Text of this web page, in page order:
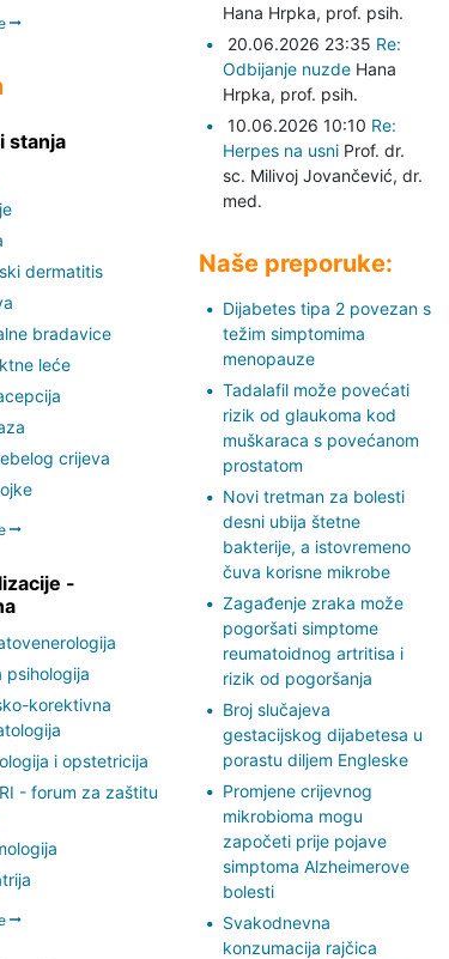
stanja
dermatitis
bradavice
leće
crijeva
-
psihologija
korektivna
i opstetricija
- forum za zaštitu
Hana Hrpka, prof. psih.
20.06.2026 23:35 Re:
Odbijanje nuzde Hana
Hrpka, prof. psih.
10.06.2026 10:10 Re:
Herpes na usni Prof. dr.
sc. Milivoj Jovančević, dr.
med.
Naše preporuke:
Dijabetes tipa 2 povezan s
težim simptomima
menopauze
Tadalafil može povećati
rizik od glaukoma kod
muškaraca s povećanom
prostatom
Novi tretman za bolesti
desni ubija štetne
bakterije, a istovremeno
čuva korisne mikrobe
Zagađenje zraka može
pogoršati simptome
reumatoidnog artritisa i
rizik od pogoršanja
Broj slučajeva
gestacijskog dijabetesa u
porastu diljem Engleske
Promjene crijevnog
mikrobioma mogu
započeti prije pojave
simptoma Alzheimerove
bolesti
Svakodnevna
konzumacija rajčica